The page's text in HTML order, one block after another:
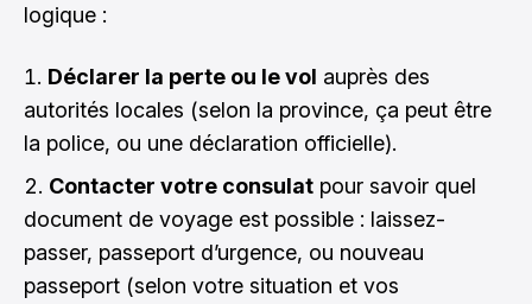
logique :
Déclarer la perte ou le vol auprès des
autorités locales (selon la province, ça peut être
la police, ou une déclaration officielle).
Contacter votre consulat pour savoir quel
document de voyage est possible : laissez-
passer, passeport d’urgence, ou nouveau
passeport (selon votre situation et vos